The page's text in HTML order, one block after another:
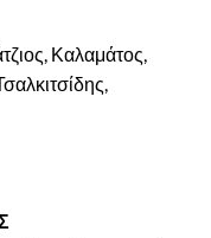
Καλαμάτος,